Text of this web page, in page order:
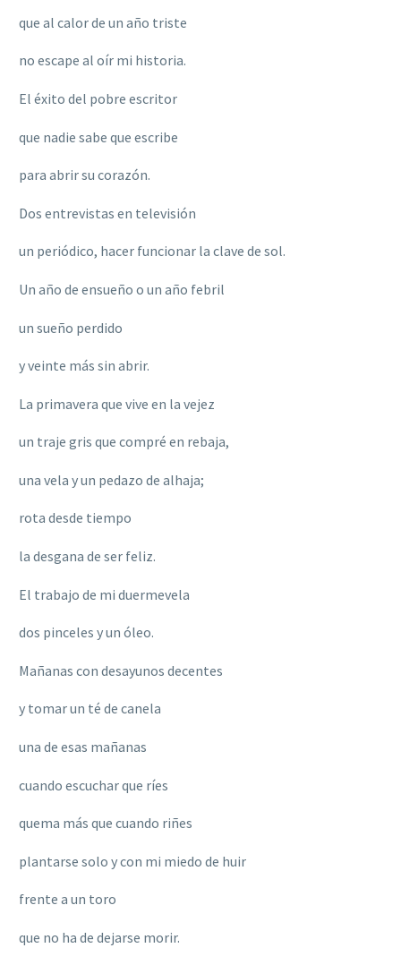
que al calor de un año triste
no escape al oír mi historia.
El éxito del pobre escritor
que nadie sabe que escribe
para abrir su corazón.
Dos entrevistas en televisión
un periódico, hacer funcionar la clave de sol.
Un año de ensueño o un año febril
un sueño perdido
y veinte más sin abrir.
La primavera que vive en la vejez
un traje gris que compré en rebaja,
una vela y un pedazo de alhaja;
rota desde tiempo
la desgana de ser feliz.
El trabajo de mi duermevela
dos pinceles y un óleo.
Mañanas con desayunos decentes
y tomar un té de canela
una de esas mañanas
cuando escuchar que ríes
quema más que cuando riñes
plantarse solo y con mi miedo de huir
frente a un toro
que no ha de dejarse morir.